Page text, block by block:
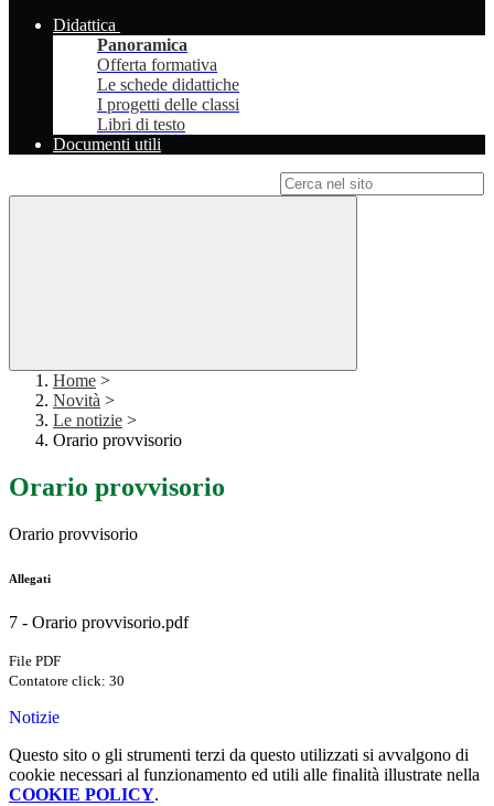
Didattica
Panoramica
Offerta formativa
Le schede didattiche
I progetti delle classi
Libri di testo
Documenti utili
Home >
Novità >
Le notizie >
Orario provvisorio
Orario provvisorio
Orario provvisorio
Allegati
7 - Orario provvisorio.pdf
File PDF
Contatore click: 30
Notizie
Questo sito o gli strumenti terzi da questo utilizzati si avvalgono di
cookie necessari al funzionamento ed utili alle finalità illustrate nella
COOKIE POLICY.